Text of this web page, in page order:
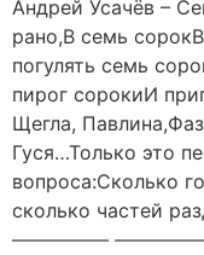
Андрей Усачёв –
рано,В семь
погулять семь
пирог сорокиИ
Щегла,
Гуся…Только это
вопроса:Сколько
сколько частей
————— —————